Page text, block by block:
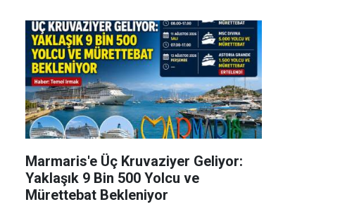
Marmaris'e Üç Kruvaziyer Geliyor:
Yaklaşık 9 Bin 500 Yolcu ve
Mürettebat Bekleniyor